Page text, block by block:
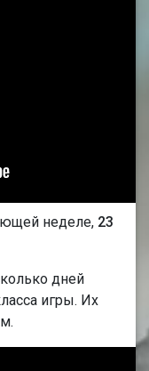
неделе, 23
дней
игры. Их